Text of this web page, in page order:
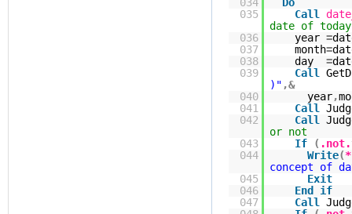
035
Call
date of today
036
year =
037
month=
038
day =
039
Call
)" ,&
040
year,
041
Call
042
Call
or not
043
If ( .not.
044
Write(*
concept of
045
Exit
046
End
if
047
Call